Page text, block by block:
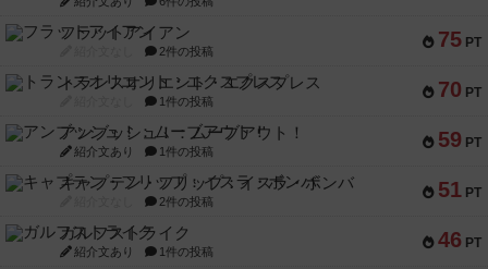
75 PT
フラットアイアン
2件の投稿
70 PT
トランスオリエント・エクスプレス
1件の投稿
59 PT
アンブッシュ！：ムーブアウト！
紹介文あり 1件の投稿
51 PT
キャプテン・フリップ：イスラ・ボンバ
2件の投稿
46 PT
ガルフストライク
紹介文あり 1件の投稿